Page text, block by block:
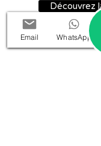
Découvrez
Email WhatsApp